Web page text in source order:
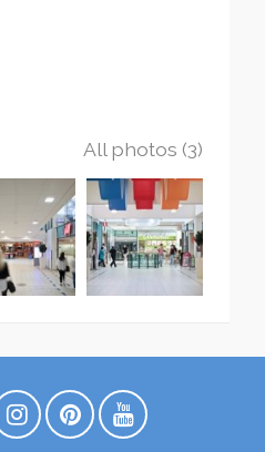
All photos (3)